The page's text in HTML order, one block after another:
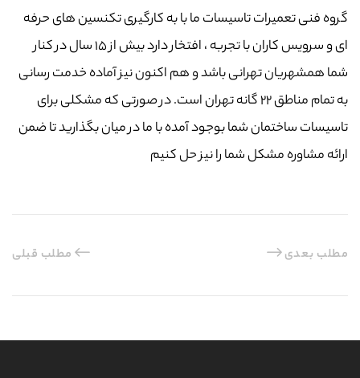
گروه فنی تعمیرات تاسیسات ما با به‌ کارگیری تکنسین های حرفه
ای و سرویس کاران با تجربه ، افتخار دارد بیش از ۱۵ سال در کنار
شما همشهریان تهرانی باشد و هم اکنون نیز آماده خدمت رسانی
به تمام مناطق ۲۲ گانه تهران است. در صورتی که مشکلی برای
تاسیسات ساختمان شما بوجود آمده با ما در میان بگذارید تا ضمن
ارائه مشاوره مشکل شما را نیز حل کنیم
مطلب قبلی مطلب بعدی